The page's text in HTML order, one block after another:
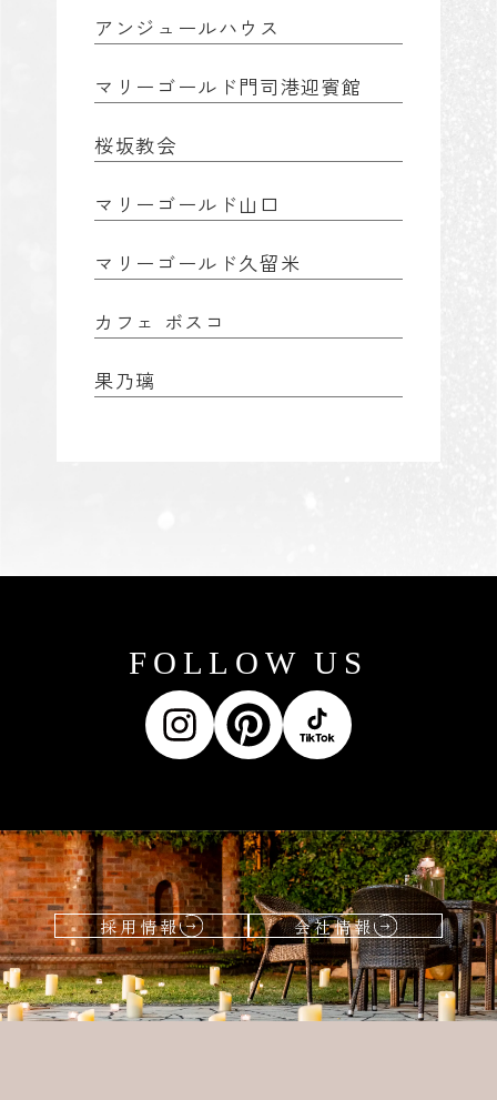
アンジュールハウス
マリーゴールド門司港迎賓館
桜坂教会
マリーゴールド山口
マリーゴールド久留米
カフェ ボスコ
果乃璃
FOLLOW US
採用情報 会社情報